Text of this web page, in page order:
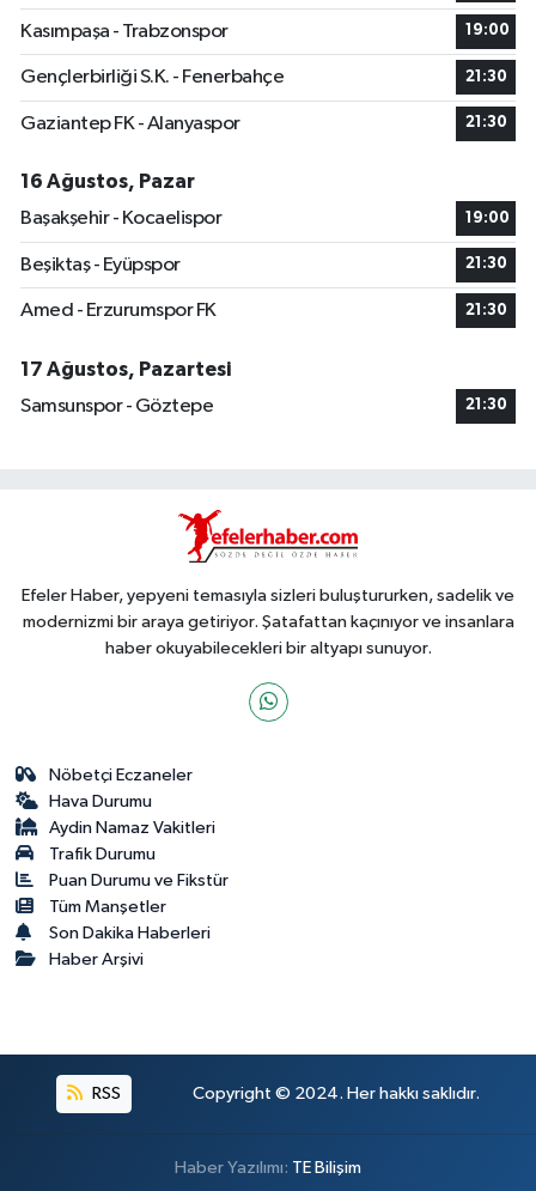
Kasımpaşa - Trabzonspor 19:00
Gençlerbirliği S.K. - Fenerbahçe 21:30
Gaziantep FK - Alanyaspor 21:30
16 Ağustos, Pazar
Başakşehir - Kocaelispor
19:00
Beşiktaş - Eyüpspor 21:30
Amed - Erzurumspor FK 21:30
17 Ağustos, Pazartesi
Samsunspor - Göztepe
21:30
Efeler Haber, yepyeni temasıyla sizleri buluştururken, sadelik ve
modernizmi bir araya getiriyor. Şatafattan kaçınıyor ve insanlara
haber okuyabilecekleri bir altyapı sunuyor.
Nöbetçi Eczaneler
Hava Durumu
Aydin Namaz Vakitleri
Trafik Durumu
Puan Durumu ve Fikstür
Tüm Manşetler
Son Dakika Haberleri
Haber Arşivi
RSS Copyright © 2024. Her hakkı saklıdır.
Haber Yazılımı: TE Bilişim